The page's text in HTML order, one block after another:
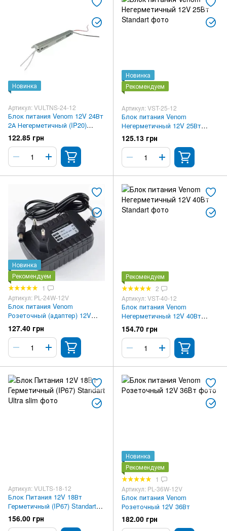
Новинка
Артикул: VULTNS-24-12
Блок питания Venom 12V 24Вт
2А Негерметичный (IP20)
Standart Ultra slim
122.85 грн
Новинка
Рекомендуем
Артикул: VST-25-12
Блок питания Venom
Негерметичный 12V 25Вт
Standart
125.13 грн
Новинка
Рекомендуем
1
Артикул: PL-24W-12V
Блок питания Venom
Розеточный (адаптер) 12V
24Вт
127.40 грн
Рекомендуем
2
Артикул: VST-40-12
Блок питания Venom
Негерметичный 12V 40Вт
Standart
154.70 грн
Артикул: VULTS-18-12
Блок Питания 12V 18Вт
Герметичный (IP67) Standart
Ultra slim
156.00 грн
Новинка
Рекомендуем
1
Артикул: PL-36W-12V
Блок питания Venom
Розеточный 12V 36Вт
182.00 грн